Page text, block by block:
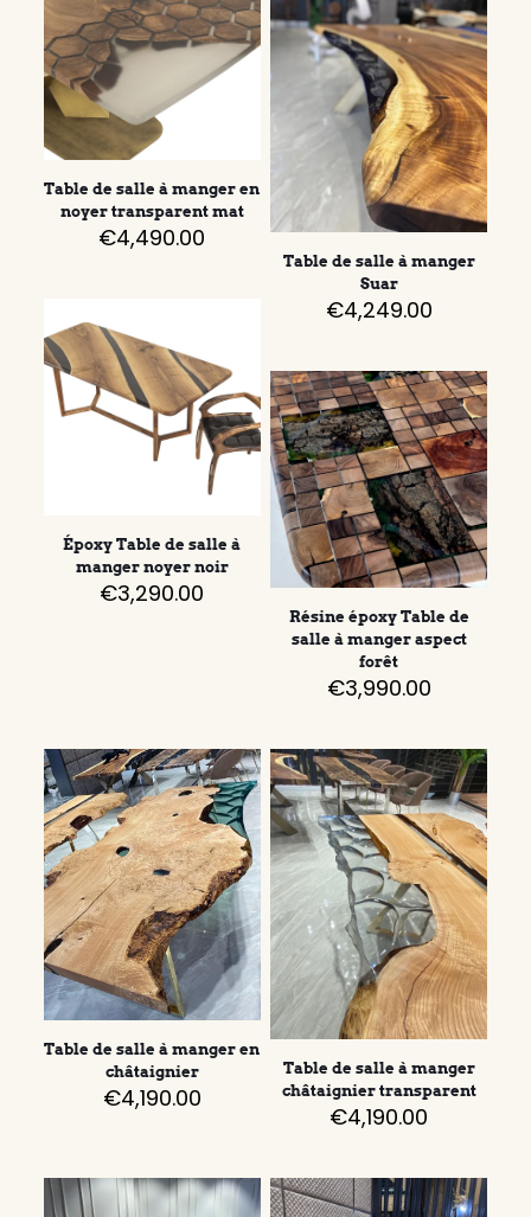
Table de salle à manger en
noyer transparent mat
€4,490.00
Table de salle à manger
Suar
€4,249.00
Époxy Table de salle à
manger noyer noir
€3,290.00
Résine époxy Table de
salle à manger aspect
forêt
€3,990.00
Table de salle à manger en
châtaignier
€4,190.00
Table de salle à manger
châtaignier transparent
€4,190.00